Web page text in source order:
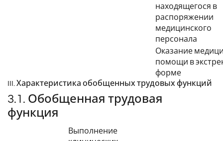
находящегося в
распоряжении
медицинского
персонала
Оказание
помощи в
форме
III. Характеристика обобщенных трудовых функций
3.1. Обобщенная трудовая
функция
Выполнение